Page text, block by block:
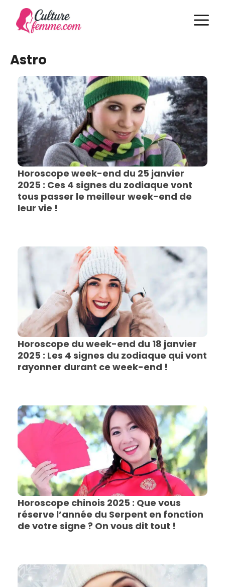
contenu
Astro
Horoscope week-end du 25 janvier
2025 : Ces 4 signes du zodiaque vont
tous passer le meilleur week-end de
leur vie !
Horoscope du week-end du 18 janvier
2025 : Les 4 signes du zodiaque qui vont
rayonner durant ce week-end !
Horoscope chinois 2025 : Que vous
réserve l’année du Serpent en fonction
de votre signe ? On vous dit tout !